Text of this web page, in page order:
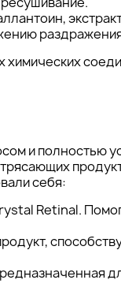
и полностью
себя:
Retinal.